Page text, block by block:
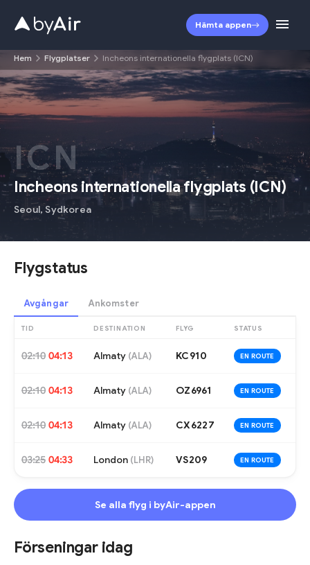
Hämta appen
Hem Flygplatser Incheons internationella flygplats (ICN)
ICN
Incheons internationella flygplats (ICN)
Seoul,Sydkorea
Flygstatus
Avgångar Ankomster
TID DESTINATION FLYG STATUS
02:10 04:13 Almaty (ALA) KC910 EN ROUTE
02:10 04:13 Almaty (ALA) OZ6961 EN ROUTE
02:10 04:13 Almaty (ALA) CX6227 EN ROUTE
03:25 04:33 London (LHR) VS209 EN ROUTE
Se alla flyg i byAir-appen
Förseningar idag